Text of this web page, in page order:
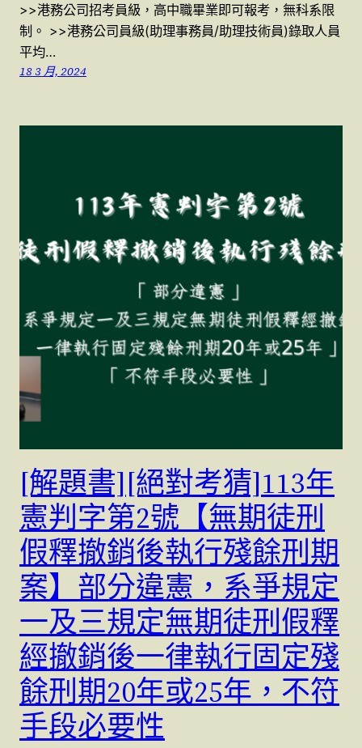
>>港務公司招考員級，高中職畢業即可報考，無科系限
制。 >>港務公司員級(助理事務員/助理技術員)錄取人員
平均…
18 3 月, 2024
[解題書][絕對考猜]113年
憲判字第2號【無期徒刑
假釋撤銷後執行殘餘刑期
案】部分違憲，系爭規定
一及三規定無期徒刑假釋
經撤銷後一律執行固定殘
餘刑期20年或25年，不符
手段必要性